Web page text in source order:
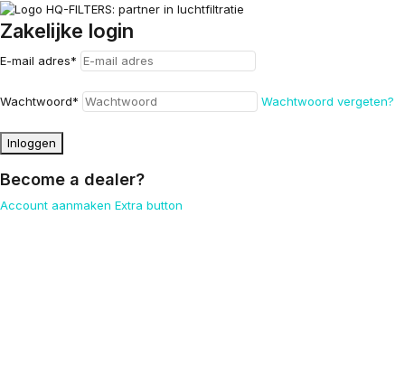
Zakelijke login
E-mail adres*
Wachtwoord* Wachtwoord vergeten?
Inloggen
Become a dealer?
Account aanmaken Extra button